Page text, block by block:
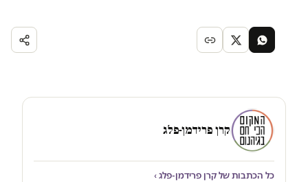
קרן פרידמן-פלג
כל הכתבות של קרן פרידמן-פלג ›